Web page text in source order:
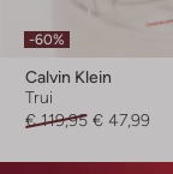
-60%
Calvin Klein
Trui
€ 119,95 € 47,99